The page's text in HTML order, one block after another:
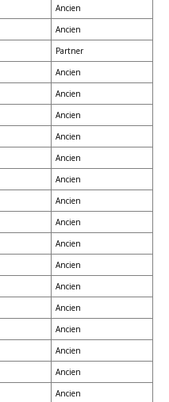
Ancien
Ancien
Partner
Ancien
Ancien
Ancien
Ancien
Ancien
Ancien
Ancien
Ancien
Ancien
Ancien
Ancien
Ancien
Ancien
Ancien
Ancien
Ancien